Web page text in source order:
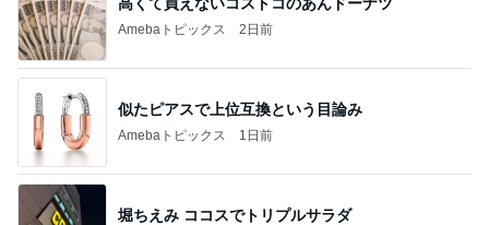
Amebaトピックス 2日前
似たピアスで上位互換という目論み
Amebaトピックス 1日前
堀ちえみ ココスでトリプルサラダ